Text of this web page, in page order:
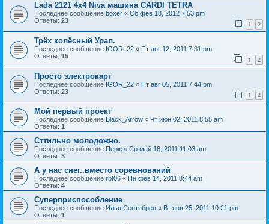
Lada 2121 4x4 Niva машина CARDI TETRA
Последнее сообщение boxer « Сб фев 18, 2012 7:53 pm
Ответы: 23 1 2
Трёх колёсный Урал.
Последнее сообщение IGOR_22 « Пт авг 12, 2011 7:31 pm
Ответы: 15 1 2
Просто электрокарт
Последнее сообщение IGOR_22 « Пт авг 05, 2011 7:44 pm
Ответы: 23 1 2
Мой первый проект
Последнее сообщение Black_Arrow « Чт июн 02, 2011 8:55 am
Ответы: 1
Сттильно молодожно.
Последнее сообщение Перж « Ср май 18, 2011 11:03 am
Ответы: 3
А у нас снег..вместо соревнований
Последнее сообщение rbt06 « Пн фев 14, 2011 8:44 am
Ответы: 4
Суперприспособление
Последнее сообщение Илья Сентябрев « Вт янв 25, 2011 10:21 pm
Ответы: 1